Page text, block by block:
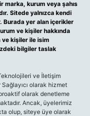
marka, kurum veya şahıs
Sitede yalnızca kendi
Burada yer alan içerikler
ve kişiler hakkında
ve kişiler ile isim
bilgiler taslak
ve İletişim
olarak hizmet
olarak denetleme
Ancak, üyelerimiz
olup, siteye üye olarak